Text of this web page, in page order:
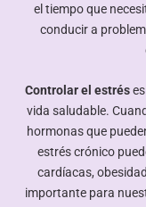
el tiempo que
conducir a
Controlar el estréses
vida saludable.
hormonas que
estrés crónico
cardíacas,
importante para